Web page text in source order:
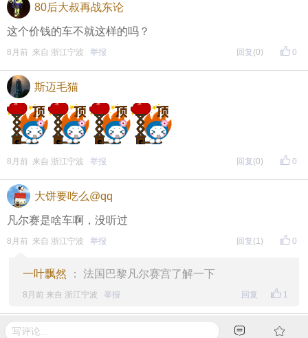
80后大叔再战东论
这个价钱的车不就这样的吗？
0
8月前 来自 浙江宁波 举报 回复 (0)
斯迈毛猫
0
8月前 来自 浙江宁波 举报 回复 (0)
大饼要吃么@qq
凡尔赛是啥车啊，没听过
0
8月前 来自 浙江宁波 举报 回复 (1)
一叶飘然 ： 法国巴黎凡尔赛宫了解一下
1
8月前 来自 浙江宁波 举报 回复
想睡觉的蚊子